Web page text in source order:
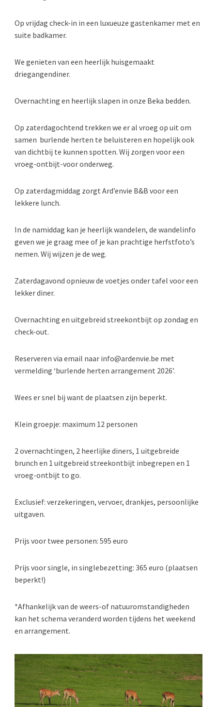
Op vrijdag check-in in een luxueuze gastenkamer met en
suite badkamer.
We genieten van een heerlijk huisgemaakt
driegangendiner.
Overnachting en heerlijk slapen in onze Beka bedden.
Op zaterdagochtend trekken we er al vroeg op uit om
samen burlende herten te beluisteren en hopelijk ook
van dichtbij te kunnen spotten. Wij zorgen voor een
vroeg-ontbijt-voor onderweg.
Op zaterdagmiddag zorgt Ard’envie B&B voor een
lekkere lunch.
In de namiddag kan je heerlijk wandelen, de wandelinfo
geven we je graag mee of je kan prachtige herfstfoto’s
nemen. Wij wijzen je de weg.
Zaterdagavond opnieuw de voetjes onder tafel voor een
lekker diner.
Overnachting en uitgebreid streekontbijt op zondag en
check-out.
Reserveren via email naar info@ardenvie.be met
vermelding ‘burlende herten arrangement 2026’.
Wees er snel bij want de plaatsen zijn beperkt.
Klein groepje: maximum 12 personen
2 overnachtingen, 2 heerlijke diners, 1 uitgebreide
brunch en 1 uitgebreid streekontbijt inbegrepen en 1
vroeg-ontbijt to go.
Exclusief: verzekeringen, vervoer, drankjes, persoonlijke
uitgaven.
Prijs voor twee personen: 595 euro
Prijs voor single, in singlebezetting: 365 euro (plaatsen
beperkt!)
*Afhankelijk van de weers-of natuuromstandigheden
kan het schema veranderd worden tijdens het weekend
en arrangement.